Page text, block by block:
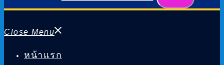
Close Menu
หน้าแรก